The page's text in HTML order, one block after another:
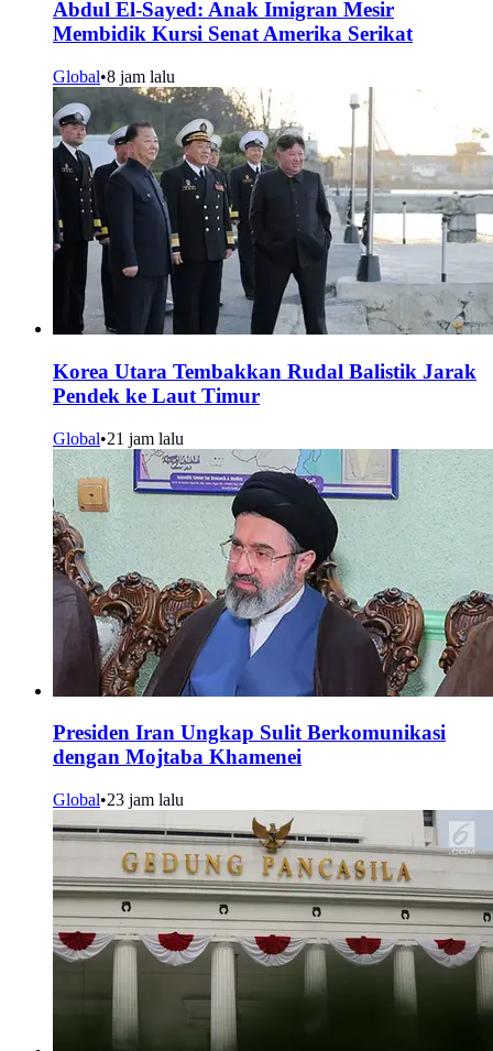
Abdul El-Sayed: Anak Imigran Mesir
Membidik Kursi Senat Amerika Serikat
Global•8 jam lalu
Korea Utara Tembakkan Rudal Balistik Jarak
Pendek ke Laut Timur
Global•21 jam lalu
Presiden Iran Ungkap Sulit Berkomunikasi
dengan Mojtaba Khamenei
Global•23 jam lalu